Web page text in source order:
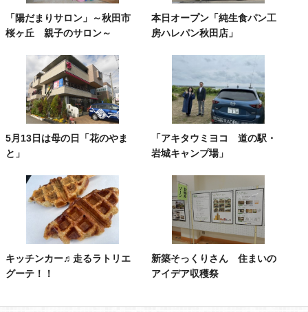
「陽だまりサロン」～秋田市
桜ヶ丘 親子のサロン～
本日オープン「純生食パン工
房ハレパン秋田店」
5月13日は母の日「花のやま
と」
「アキタウミヨコ 道の駅・
岩城キャンプ場」
キッチンカー♬走るラトリエ
グーテ！！
新築そっくりさん 住まいの
アイデア収穫祭